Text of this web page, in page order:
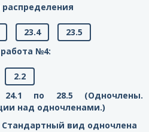
23.4
23.5
№4:
2.2
по 28.5 (Одночлены.
над одночленами.)
Стандартный вид одночлена